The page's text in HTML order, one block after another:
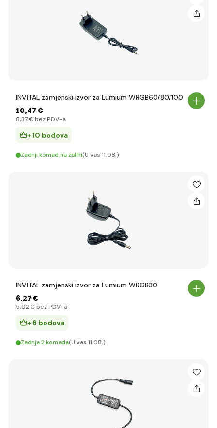
INVITAL zamjenski izvor za Lumium WRGB60/80/100
10,47 €
8,37 € bez PDV-a
+ 10 bodova
Zadnji komad na zalihi(U vas 11.08.)
INVITAL zamjenski izvor za Lumium WRGB30
6,27 €
5,02 € bez PDV-a
+ 6 bodova
Zadnja 2 komada(U vas 11.08.)